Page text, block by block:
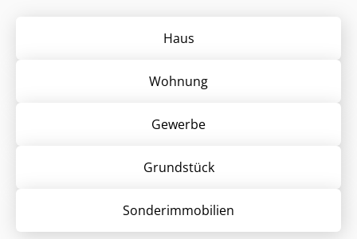
Haus
Wohnung
Gewerbe
Grund­stück
Sonder­immobilien